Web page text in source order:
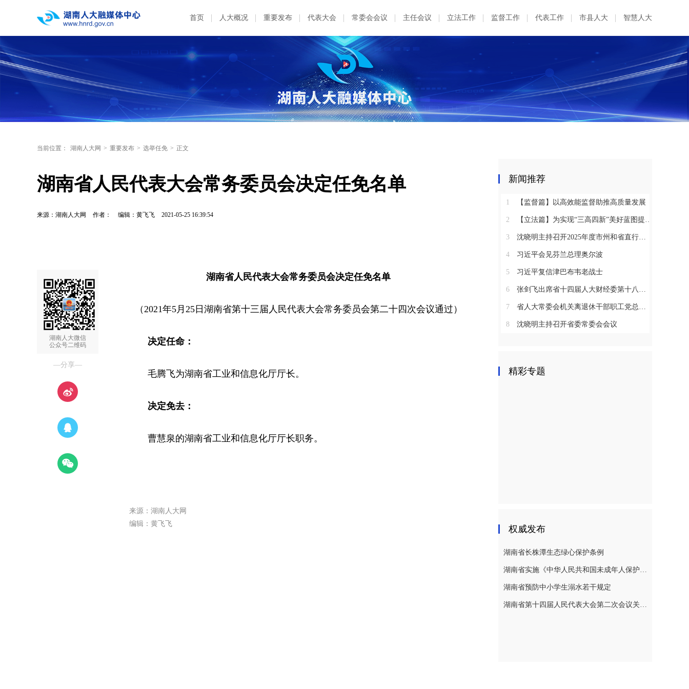
首页 人大概况 重要发布 代表大会 常委会会议 主任会议 立法工作 监督工作 代表工作 市县人大 智慧人大
当前位置： 湖南人大网 > 重要发布 > 选举任免 > 正文
湖南省人民代表大会常务委员会决定任免名单
来源：湖南人大网 作者： 编辑：黄飞飞 2021-05-25 16:39:54
湖南人大微信
公众号二维码
—分享—
湖南省人民代表大会常务委员会决定任免名单
（2021年5月25日湖南省第十三届人民代表大会常务委员会第二十四次会议通过）
决定任命：
毛腾飞为湖南省工业和信息化厅厅长。
决定免去：
曹慧泉的湖南省工业和信息化厅厅长职务。
来源：湖南人大网
编辑：黄飞飞
新闻推荐
1 【监督篇】以高效能监督助推高质量发展
2 【立法篇】为实现“三高四新”美好蓝图提供坚实法治保障
3 沈晓明主持召开2025年度市州和省直行业系统党（工）委书记抓基层党建工作述职评议会议
4 习近平会见芬兰总理奥尔波
5 习近平复信津巴布韦老战士
6 张剑飞出席省十四届人大财经委第十八次全体会议
7 省人大常委会机关离退休干部职工党总支召开2025年度总结表彰大会
8 沈晓明主持召开省委常委会会议
精彩专题
权威发布
湖南省长株潭生态绿心保护条例
湖南省实施《中华人民共和国未成年人保护法》若干规定
湖南省预防中小学生溺水若干规定
湖南省第十四届人民代表大会第二次会议关于湖南省人民代表大会常务委员会工作报告的决议